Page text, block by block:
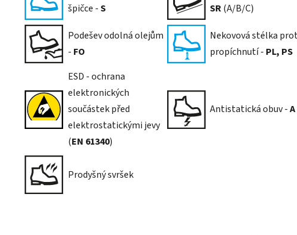
špičce -S
SR(A/B/C)
Podešev odolná olejům
- FO
Nekovová stélka
propíchnutí - PL, PS
ESD - ochrana
elektronických
součástek před
elektrostatickými jevy
(EN 61340)
Antistatická obuv -A
Prodyšný svršek